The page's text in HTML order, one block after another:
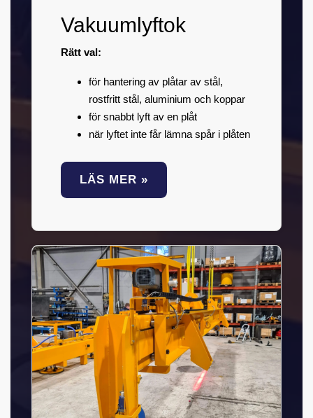
Vakuumlyftok
Rätt val:
för hantering av plåtar av stål,
rostfritt stål, aluminium och koppar
för snabbt lyft av en plåt
när lyftet inte får lämna spår i plåten
LÄS MER »